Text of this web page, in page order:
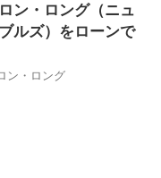
ン・ロング（ニュ
ルズ）をローンで
ン・ロング